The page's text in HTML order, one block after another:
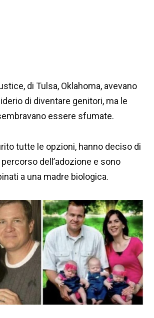
di Tulsa, Oklahoma, avevano
di diventare genitori, ma le
essere sfumate.
tutte le opzioni, hanno deciso di
dell’adozione e sono
a una madre biologica.